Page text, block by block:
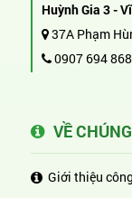
Huỳnh Gia 3 -
37A Phạm
0907 694 868
VỀ
Giới thiệu